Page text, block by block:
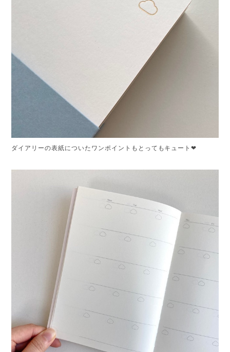
ダイアリーの表紙についたワンポイントもとってもキュート❤